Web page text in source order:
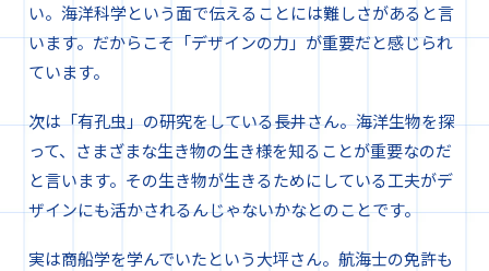
い。海洋科学という面で伝えることには難しさがあると言
います。だからこそ「デザインの力」が重要だと感じられ
ています。
次は「有孔虫」の研究をしている長井さん。海洋生物を探
って、さまざまな生き物の生き様を知ることが重要なのだ
と言います。その生き物が生きるためにしている工夫がデ
ザインにも活かされるんじゃないかなとのことです。
実は商船学を学んでいたという大坪さん。航海士の免許も